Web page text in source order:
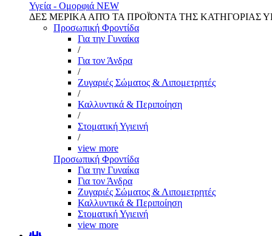
Υγεία - Ομορφιά NEW
ΔΕΣ ΜΕΡΙΚΑ ΑΠΌ ΤΑ ΠΡΟΪΌΝΤΑ ΤΗΣ ΚΑΤΗΓΟΡΙΑΣ
Προσωπική Φροντίδα
Για την Γυναίκα
/
Για τον Άνδρα
/
Ζυγαριές Σώματος & Λιπομετρητές
/
Καλλυντικά & Περιποίηση
/
Στοματική Υγιεινή
/
view more
Προσωπική Φροντίδα
Για την Γυναίκα
Για τον Άνδρα
Ζυγαριές Σώματος & Λιπομετρητές
Καλλυντικά & Περιποίηση
Στοματική Υγιεινή
view more